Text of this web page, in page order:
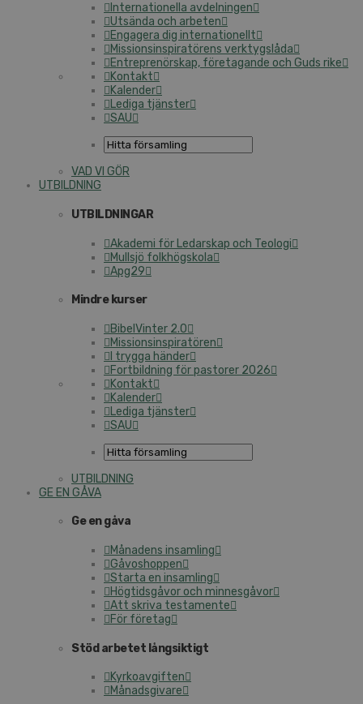
Internationella avdelningen
Utsända och arbeten
Engagera dig internationellt
Missionsinspiratörens verktygslåda
Entreprenörskap, företagande och Guds rike
Kontakt
Kalender
Lediga tjänster
SAU
VAD VI GÖR
UTBILDNING
UTBILDNINGAR
Akademi för Ledarskap och Teologi
Mullsjö folkhögskola
Apg29
Mindre kurser
BibelVinter 2.0
Missionsinspiratören
I trygga händer
Fortbildning för pastorer 2026
Kontakt
Kalender
Lediga tjänster
SAU
UTBILDNING
GE EN GÅVA
Ge en gåva
Månadens insamling
Gåvoshoppen
Starta en insamling
Högtidsgåvor och minnesgåvor
Att skriva testamente
För företag
Stöd arbetet långsiktigt
Kyrkoavgiften
Månadsgivare